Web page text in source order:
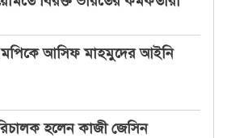
আসিফ মাহমুদের আইনি
হলেন কাজী জেসিন